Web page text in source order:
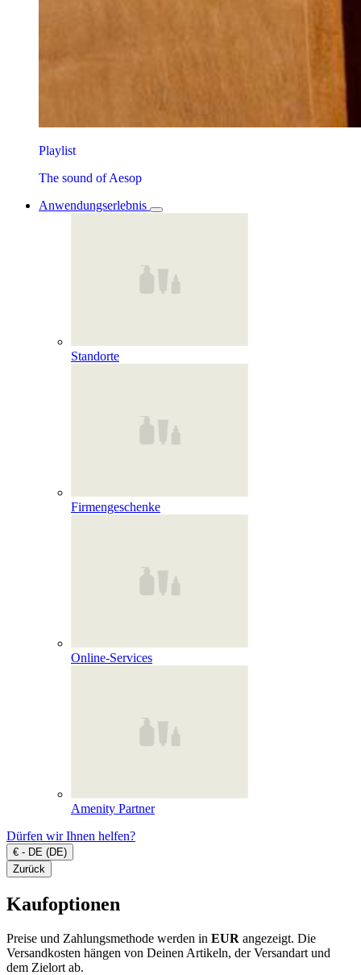
Playlist
The sound of Aesop
Anwendungserlebnis
Standorte
Firmengeschenke
Online‑Services
Amenity Partner
Dürfen wir Ihnen helfen?
€ - DE (DE)
Zurück
Kaufoptionen
Preise und Zahlungsmethode werden in EUR angezeigt. Die
Versandkosten hängen von Deinen Artikeln, der Versandart und
dem Zielort ab.